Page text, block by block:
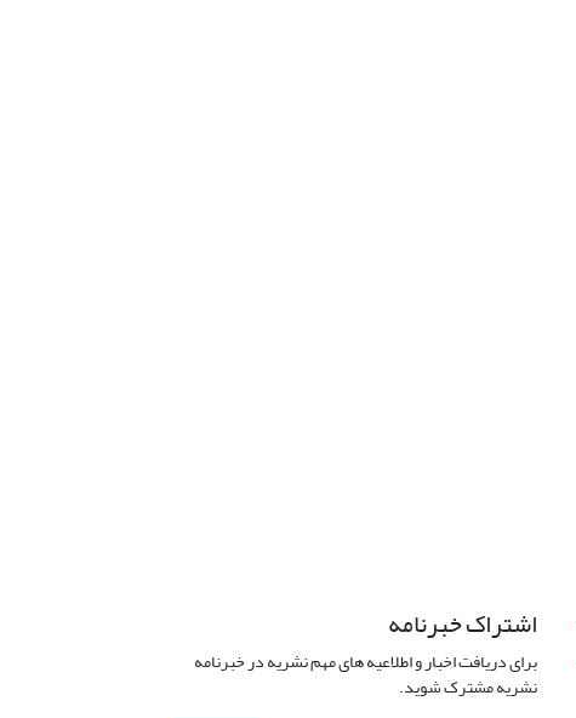
اشتراک خبرنامه
برای دریافت اخبار و اطلاعیه های مهم نشریه در خبرنامه
نشریه مشترک شوید.